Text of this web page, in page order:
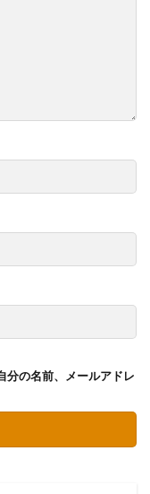
分の名前、メールアドレ